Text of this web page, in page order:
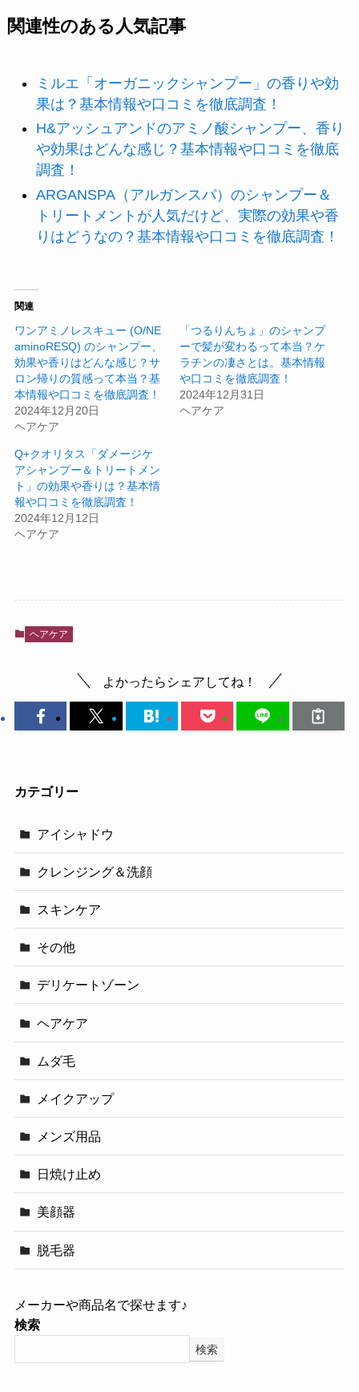
関連性のある人気記事
ミルエ「オーガニックシャンプー」の香りや効
果は？基本情報や口コミを徹底調査！
H&アッシュアンドのアミノ酸シャンプー、香り
や効果はどんな感じ？基本情報や口コミを徹底
調査！
ARGANSPA（アルガンスパ）のシャンプー＆
トリートメントが人気だけど、実際の効果や香
りはどうなの？基本情報や口コミを徹底調査！
関連
ワンアミノレスキュー (O/NE
aminoRESQ) のシャンプー、
効果や香りはどんな感じ？サ
ロン帰りの質感って本当？基
本情報や口コミを徹底調査！
2024年12月20日
ヘアケア
「つるりんちょ」のシャンプ
ーで髪が変わるって本当？ケ
ラチンの凄さとは。基本情報
や口コミを徹底調査！
2024年12月31日
ヘアケア
Q+クオリタス「ダメージケ
アシャンプー＆トリートメン
ト」の効果や香りは？基本情
報や口コミを徹底調査！
2024年12月12日
ヘアケア
ヘアケア
よかったらシェアしてね！
カテゴリー
アイシャドウ
クレンジング＆洗顔
スキンケア
その他
デリケートゾーン
ヘアケア
ムダ毛
メイクアップ
メンズ用品
日焼け止め
美顔器
脱毛器
メーカーや商品名で探せます♪
検索
検索